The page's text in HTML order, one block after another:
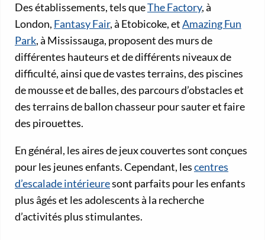
Des établissements, tels queThe Factory, à
London, Fantasy Fair, à Etobicoke, etAmazing Fun
Park, à Mississauga, proposent des murs de
différentes hauteurs et de différents niveaux de
difficulté, ainsi que de vastes terrains, des piscines
de mousse et de balles, des parcours d’obstacles et
des terrains de ballon chasseur pour sauter et faire
des pirouettes.
En général, les aires de jeux couvertes sont conçues
pour les jeunes enfants. Cependant, lescentres
d’escalade intérieuresont parfaits pour les enfants
plus âgés et les adolescents à la recherche
d’activités plus stimulantes.